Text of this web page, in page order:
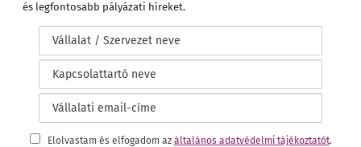
és legfontosabb pályázati híreket.
Elolvastam és elfogadom az általános adatvédelmi tájékoztatót.